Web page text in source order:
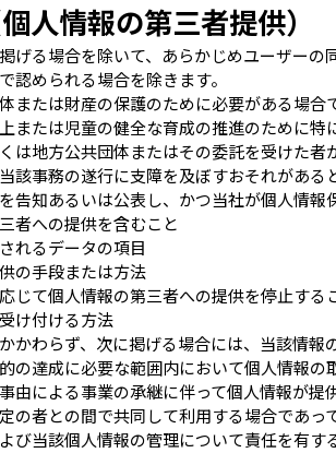
人情報の第三者提供）
げる場合を除いて、あらかじめユーザー
認められる場合を除きます。
または財産の保護のために必要がある場
または児童の健全な育成の推進のために
は地方公共団体またはその委託を受けた
該事務の遂行に支障を及ぼすおそれがある
告知あるいは公表し、かつ当社が個人情報
者への提供を含むこと
れるデータの項目
の手段または方法
じて個人情報の第三者への提供を停止する
け付ける方法
かわらず、次に掲げる場合には、当該情報
の達成に必要な範囲内において個人情報
由による事業の承継に伴って個人情報が提
の者との間で共同して利用する場合であ
び当該個人情報の管理について責任を有